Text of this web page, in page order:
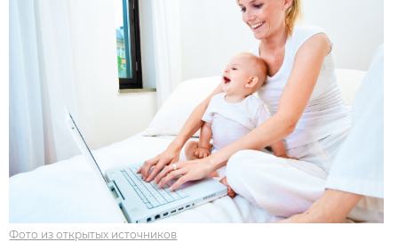
Фото из открытых источников